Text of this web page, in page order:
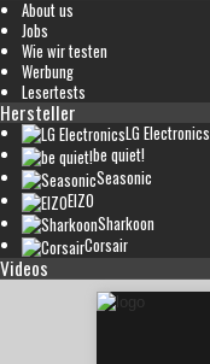
About us
Jobs
Wie wir testen
Werbung
Lesertests
Hersteller
LG Electronics
be quiet!
Seasonic
EIZO
Sharkoon
Corsair
Videos